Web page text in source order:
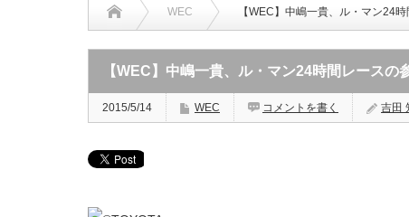
WEC 【WEC】中嶋一貴、ル・マン24
【WEC】中嶋一貴、ル・マン24時間レースの
2015/5/14 WEC コメントを書く 吉田